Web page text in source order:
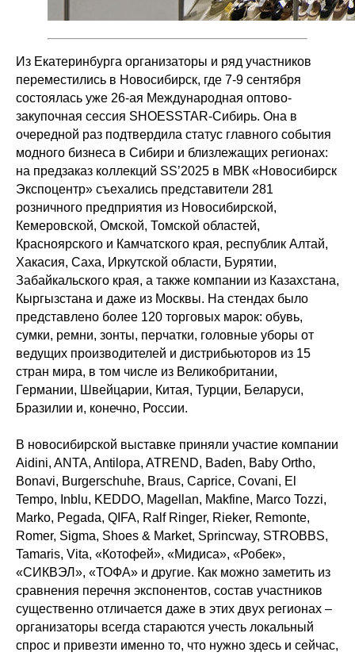
Из Екатеринбурга организаторы и ряд участников
переместились в Новосибирск, где 7-9 сентября
состоялась уже 26-ая Международная оптово-
закупочная сессия SHOESSTAR-Сибирь. Она в
очередной раз подтвердила статус главного события
модного бизнеса в Сибири и близлежащих регионах:
на предзаказ коллекций SS’2025 в МВК «Новосибирск
Экспоцентр» съехались представители 281
розничного предприятия из Новосибирской,
Кемеровской, Омской, Томской областей,
Красноярского и Камчатского края, республик Алтай,
Хакасия, Саха, Иркутской области, Бурятии,
Забайкальского края, а также компании из Казахстана,
Кыргызстана и даже из Москвы. На стендах было
представлено более 120 торговых марок: обувь,
сумки, ремни, зонты, перчатки, головные уборы от
ведущих производителей и дистрибьюторов из 15
стран мира, в том числе из Великобритании,
Германии, Швейцарии, Китая, Турции, Беларуси,
Бразилии и, конечно, России.
В новосибирской выставке приняли участие компании
Aidini, ANTA, Antilopa, ATREND, Baden, Baby Ortho,
Bonavi, Burgerschuhe, Braus, Caprice, Covani, El
Tempo, Inblu, KEDDO, Magellan, Makfine, Marco Tozzi,
Marko, Pegada, QIFA, Ralf Ringer, Rieker, Remonte,
Romer, Sigma, Shoes & Market, Sprincway, STROBBS,
Tamaris, Vita, «Котофей», «Мидиса», «Робек»,
«СИКВЭЛ», «ТОФА» и другие. Как можно заметить из
сравнения перечня экспонентов, состав участников
существенно отличается даже в этих двух регионах –
организаторы всегда стараются учесть локальный
спрос и привезти именно то, что нужно здесь и сейчас,